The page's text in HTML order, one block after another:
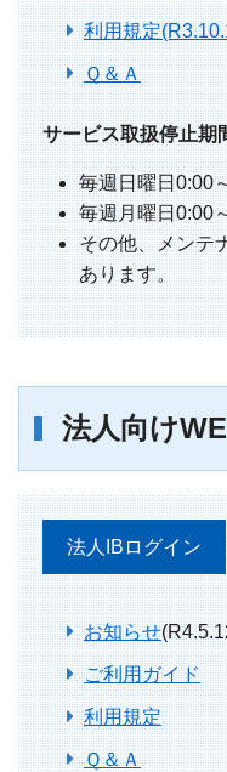
ATM/支店情報
各種手数料
各種規定集
お問い合わせ
利用規定
Ｑ＆Ａ
サービス取扱停止期
毎週日曜日0:00
毎週月曜日0:00
その他、メンテ
あります。
法人向け
法人IBログイン
お知らせ
ご利用ガイド
利用規定
Ｑ＆Ａ